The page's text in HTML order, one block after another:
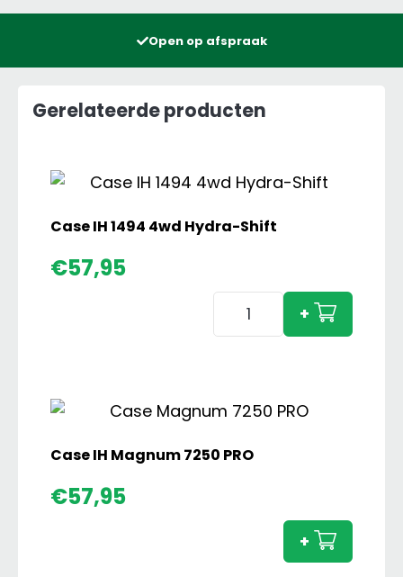
Open op afspraak
Gerelateerde producten
Case IH 1494 4wd Hydra-Shift
€57,95
Case
Hydra-
Shift
aantal
+
Case IH Magnum 7250 PRO
€57,95
7250
+